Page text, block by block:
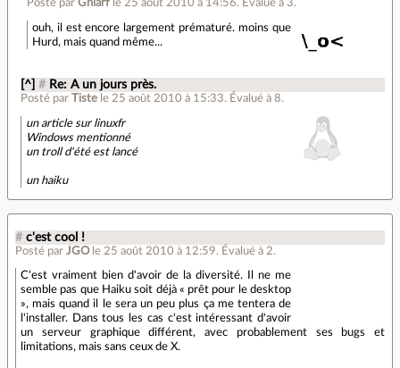
Posté par Gniarf le 25 août 2010 à 14:56. Évalué à 3.
ouh, il est encore largement prématuré. moins que
Hurd, mais quand même...
[^] # Re: A un jours près.
Posté parTiste le 25 août 2010 à 15:33. Évalué à8.
un article sur linuxfr
Windows mentionné
un troll d'été est lancé
un haiku
# c'est cool !
Posté par JGO le 25 août 2010 à 12:59. Évalué à 2.
C'est vraiment bien d'avoir de la diversité. Il ne me
semble pas que Haiku soit déjà « prêt pour le desktop
», mais quand il le sera un peu plus ça me tentera de
l'installer. Dans tous les cas c'est intéressant d'avoir
un serveur graphique différent, avec probablement ses bugs et
limitations, mais sans ceux de X.